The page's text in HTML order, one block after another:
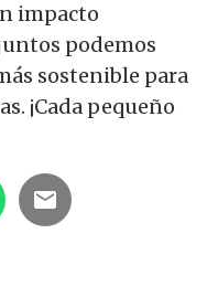
impacto
podemos
sostenible para
¡Cada pequeño